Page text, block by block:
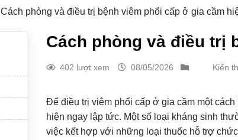
Cách phòng và điều trị bệnh viêm phổi cấp ở gia cầm
Cách phòng và điều trị
402 lượt xem 08/05/2026 Kiến
Để điều trị viêm phổi cấp ở gia cầm một
hiện ngay lập tức. Một số loại kháng sinh
việc kết hợp với những loại thuốc hỗ trợ